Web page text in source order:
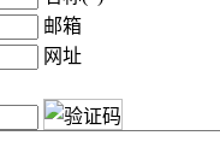
邮箱
网址